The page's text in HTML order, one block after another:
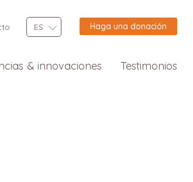
ES Haga una donación
& innovaciones Testimonios